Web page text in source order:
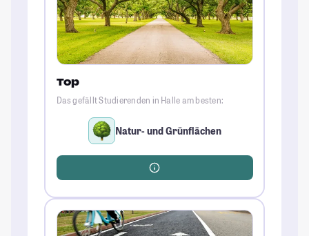
Top
Das gefällt Studierenden in Halle am besten:
Natur- und Grünflächen